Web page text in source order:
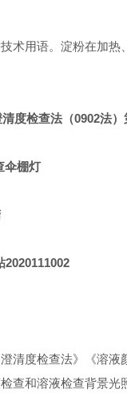
术用语。淀粉在加
度检查法（0902法
伞棚灯
清度检查法》《溶
查和溶液检查背景